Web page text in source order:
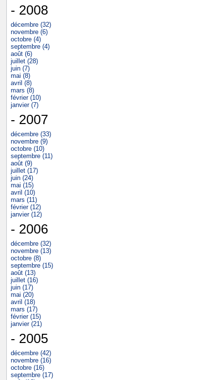
- 2008
décembre (32)
novembre (6)
octobre (4)
septembre (4)
août (6)
juillet (28)
juin (7)
mai (8)
avril (8)
mars (8)
février (10)
janvier (7)
- 2007
décembre (33)
novembre (9)
octobre (10)
septembre (11)
août (9)
juillet (17)
juin (24)
mai (15)
avril (10)
mars (11)
février (12)
janvier (12)
- 2006
décembre (32)
novembre (13)
octobre (8)
septembre (15)
août (13)
juillet (16)
juin (17)
mai (20)
avril (18)
mars (17)
février (15)
janvier (21)
- 2005
décembre (42)
novembre (16)
octobre (16)
septembre (17)